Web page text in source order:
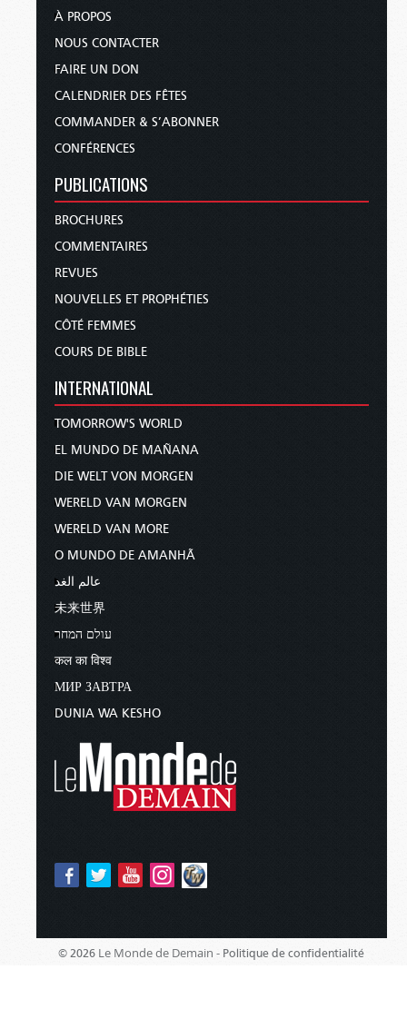
À PROPOS
NOUS CONTACTER
FAIRE UN DON
CALENDRIER DES FÊTES
COMMANDER & S’ABONNER
CONFÉRENCES
PUBLICATIONS
BROCHURES
COMMENTAIRES
REVUES
NOUVELLES ET PROPHÉTIES
CÔTÉ FEMMES
COURS DE BIBLE
INTERNATIONAL
TOMORROW'S WORLD
EL MUNDO DE MAÑANA
DIE WELT VON MORGEN
WERELD VAN MORGEN
WERELD VAN MORE
O MUNDO DE AMANHÃ
عالم الغد
未来世界
עולם המחר
कल का विश्व
МИР ЗАВТРА
DUNIA WA KESHO
© 2026 Le Monde de Demain - Politique de confidentialité